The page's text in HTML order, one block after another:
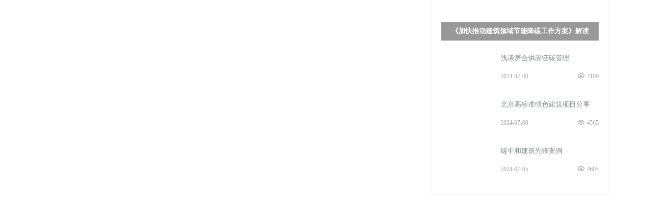
《加快推动建筑领域节能降碳工作方案》解读
浅谈房企供应链碳管理
2024-07-08 4109
北京高标准绿色建筑项目分享
2024-07-08 4565
碳中和建筑先锋案例
2024-07-05 4605